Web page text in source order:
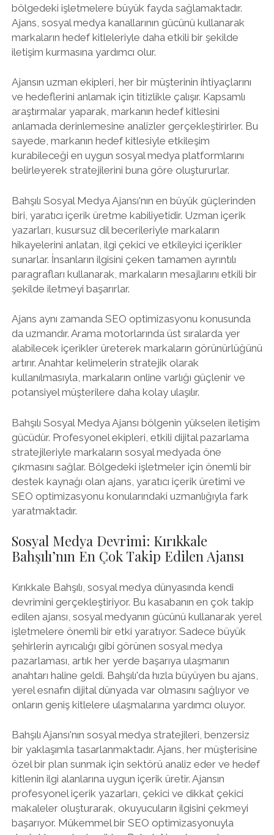
bölgedeki işletmelere büyük fayda sağlamaktadır.
Ajans, sosyal medya kanallarının gücünü kullanarak
markaların hedef kitleleriyle daha etkili bir şekilde
iletişim kurmasına yardımcı olur.
Ajansın uzman ekipleri, her bir müşterinin ihtiyaçlarını
ve hedeflerini anlamak için titizlikle çalışır. Kapsamlı
araştırmalar yaparak, markanın hedef kitlesini
anlamada derinlemesine analizler gerçekleştirirler. Bu
sayede, markanın hedef kitlesiyle etkileşim
kurabileceği en uygun sosyal medya platformlarını
belirleyerek stratejilerini buna göre oluştururlar.
Bahşılı Sosyal Medya Ajansı'nın en büyük güçlerinden
biri, yaratıcı içerik üretme kabiliyetidir. Uzman içerik
yazarları, kusursuz dil becerileriyle markaların
hikayelerini anlatan, ilgi çekici ve etkileyici içerikler
sunarlar. İnsanların ilgisini çeken tamamen ayrıntılı
paragrafları kullanarak, markaların mesajlarını etkili bir
şekilde iletmeyi başarırlar.
Ajans aynı zamanda SEO optimizasyonu konusunda
da uzmandır. Arama motorlarında üst sıralarda yer
alabilecek içerikler üreterek markaların görünürlüğünü
artırır. Anahtar kelimelerin stratejik olarak
kullanılmasıyla, markaların online varlığı güçlenir ve
potansiyel müşterilere daha kolay ulaşılır.
Bahşılı Sosyal Medya Ajansı bölgenin yükselen iletişim
gücüdür. Profesyonel ekipleri, etkili dijital pazarlama
stratejileriyle markaların sosyal medyada öne
çıkmasını sağlar. Bölgedeki işletmeler için önemli bir
destek kaynağı olan ajans, yaratıcı içerik üretimi ve
SEO optimizasyonu konularındaki uzmanlığıyla fark
yaratmaktadır.
Sosyal Medya Devrimi: Kırıkkale
Bahşılı’nın En Çok Takip Edilen Ajansı
Kırıkkale Bahşılı, sosyal medya dünyasında kendi
devrimini gerçekleştiriyor. Bu kasabanın en çok takip
edilen ajansı, sosyal medyanın gücünü kullanarak yerel
işletmelere önemli bir etki yaratıyor. Sadece büyük
şehirlerin ayrıcalığı gibi görünen sosyal medya
pazarlaması, artık her yerde başarıya ulaşmanın
anahtarı haline geldi. Bahşılı'da hızla büyüyen bu ajans,
yerel esnafın dijital dünyada var olmasını sağlıyor ve
onların geniş kitlelere ulaşmalarına yardımcı oluyor.
Bahşılı Ajansı'nın sosyal medya stratejileri, benzersiz
bir yaklaşımla tasarlanmaktadır. Ajans, her müşterisine
özel bir plan sunmak için sektörü analiz eder ve hedef
kitlenin ilgi alanlarına uygun içerik üretir. Ajansın
profesyonel içerik yazarları, çekici ve dikkat çekici
makaleler oluşturarak, okuyucuların ilgisini çekmeyi
başarıyor. Mükemmel bir SEO optimizasyonuyla